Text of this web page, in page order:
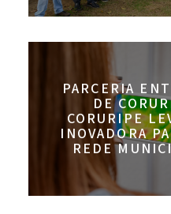
PARCERIA
DE
CORURIPE
INOVADORA
REDE